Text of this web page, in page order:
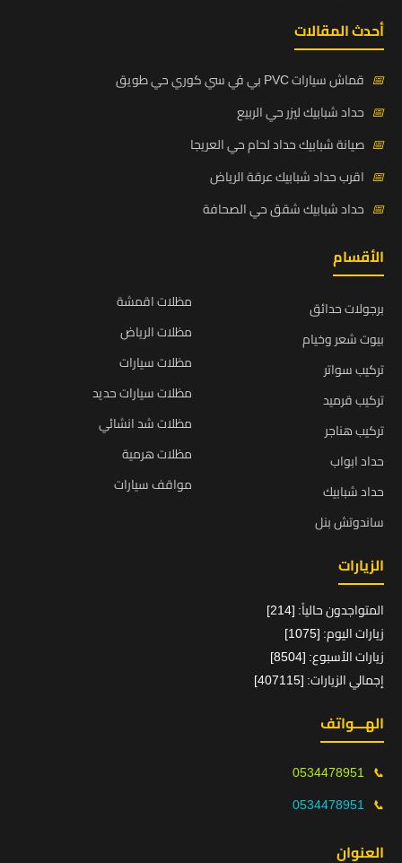
أحدث المقالات
📅 قماش سيارات PVC بي في سي كوري حي طويق
📅 حداد شبابيك ليزر حي الربيع
📅 صيانة شبابيك حداد لحام حي العريجا
📅 اقرب حداد شبابيك عرقة الرياض
📅 حداد شبابيك شقق حي الصحافة
الأقسام
برجولات حدائق
بيوت شعر وخيام
تركيب سواتر
تركيب قرميد
تركيب هناجر
حداد ابواب
حداد شبابيك
ساندوتش بنل
مظلات اقمشة
مظلات الرياض
مظلات سيارات
مظلات سيارات حديد
مظلات شد انشائي
مظلات هرمية
مواقف سيارات
الزيارات
المتواجدون حالياً: [214]
زيارات اليوم: [1075]
زيارات الأسبوع: [8504]
إجمالي الزيارات: [407115]
الهـــواتف
📞
0534478951
📞
0534478951
العنوان